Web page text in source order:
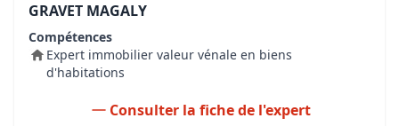
GRAVET MAGALY
Compétences
Expert immobilier valeur vénale en biens
d'habitations
Consulter la fiche de l'expert